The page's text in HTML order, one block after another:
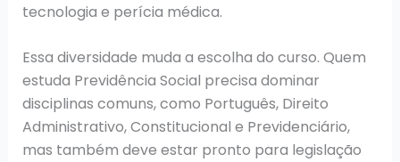
tecnologia e perícia médica.
Essa diversidade muda a escolha do curso. Quem
estuda Previdência Social precisa dominar
disciplinas comuns, como Português, Direito
Administrativo, Constitucional e Previdenciário,
mas também deve estar pronto para legislação